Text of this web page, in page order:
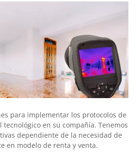
para implementar los protocolos de
en su compañía. Tenemos
dependiente de la necesidad de
en modelo de renta y venta.